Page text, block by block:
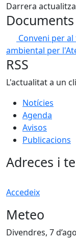
Darrera
Documents
Conveni per
ambiental per
RSS
L'actualitat a un
Notícies
Agenda
Avisos
Publicacions
Adreces i
Accedeix
Meteo
Divendres, 7